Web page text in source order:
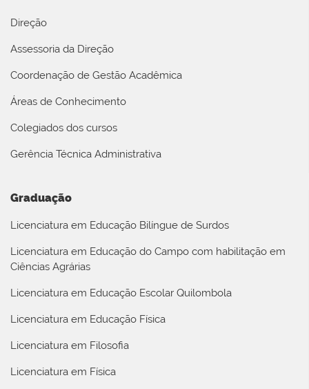
Direção
Assessoria da Direção
Coordenação de Gestão Acadêmica
Áreas de Conhecimento
Colegiados dos cursos
Gerência Técnica Administrativa
Graduação
Licenciatura em Educação Bilíngue de Surdos
Licenciatura em Educação do Campo com habilitação em
Ciências Agrárias
Licenciatura em Educação Escolar Quilombola
Licenciatura em Educação Física
Licenciatura em Filosofia
Licenciatura em Física